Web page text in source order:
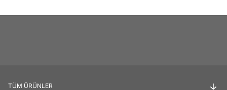
TÜM ÜRÜNLER